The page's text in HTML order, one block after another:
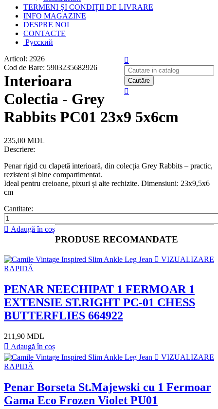
TERMENI ȘI CONDIȚII DE LIVRARE
INFO MAGAZINE
DESPRE NOI
CONTACTE
Русский
Cautăre
Articol: 2926
Cod de Bare: 5903235682926
Interioara
Colectia - Grey
Rabbits PC01 23x9 5x6cm
235,00 MDL
Descriere:
Penar rigid cu clapetă interioară, din colecția Grey Rabbits – practic,
rezistent și bine compartimentat.
Ideal pentru creioane, pixuri și alte rechizite. Dimensiuni: 23x9,5x6
cm
Cantitate:
Adaugă în coș
PRODUSE RECOMANDATE
VIZUALIZARE
RAPIDĂ
PENAR NEECHIPAT 1 FERMOAR 1
EXTENSIE ST.RIGHT PC-01 CHESS
BUTTERFLIES 664922
211,90 MDL
Adaugă în coș
VIZUALIZARE
RAPIDĂ
Penar Borseta St.Majewski cu 1 Fermoar
Gama Eco Frozen Violet PU01